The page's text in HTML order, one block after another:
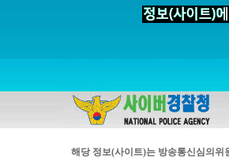
해당 정보(사이트)는 방송통신심의위